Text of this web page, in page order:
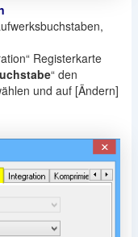
Registerkarte
“ den
und auf [Ändern]